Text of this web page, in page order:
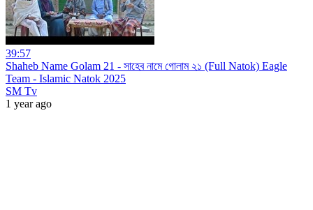
39:57
Shaheb Name Golam 21 - সাহেব নামে গোলাম ২১ (Full Natok) Eagle
Team - Islamic Natok 2025
SM Tv
1 year ago